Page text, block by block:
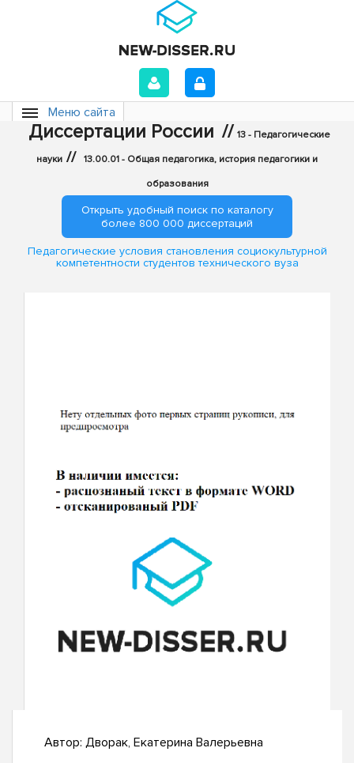
Меню сайта
Диссертации России // 13 - Педагогические
науки // 13.00.01 - Общая педагогика, история педагогики и
образования
Открыть удобный поиск по каталогу
более 800 000 диссертаций
Педагогические условия становления социокультурной
компетентности студентов технического вуза
Автор: Дворак, Екатерина Валерьевна